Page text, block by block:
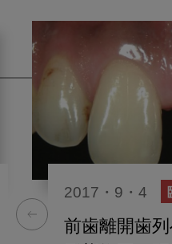
2017・9・4
前歯離開歯